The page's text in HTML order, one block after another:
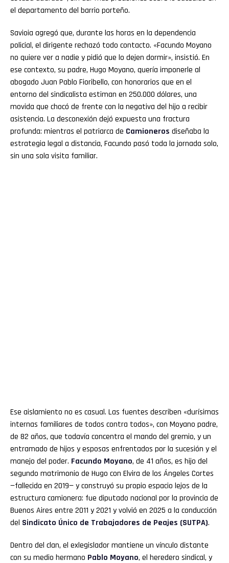
el departamento del barrio porteño.
Savioia agregó que, durante las horas en la dependencia
policial, el dirigente rechazó todo contacto. «Facundo Moyano
no quiere ver a nadie y pidió que lo dejen dormir», insistió. En
ese contexto, su padre, Hugo Moyano, quería imponerle al
abogado Juan Pablo Fioribello, con honorarios que en el
entorno del sindicalista estiman en 250.000 dólares, una
movida que chocó de frente con la negativa del hijo a recibir
asistencia. La desconexión dejó expuesta una fractura
profunda: mientras el patriarca de Camioneros diseñaba la
estrategia legal a distancia, Facundo pasó toda la jornada solo,
sin una sola visita familiar.
Ese aislamiento no es casual. Las fuentes describen «durísimas
internas familiares de todos contra todos», con Moyano padre,
de 82 años, que todavía concentra el mando del gremio, y un
entramado de hijos y esposas enfrentados por la sucesión y el
manejo del poder. Facundo Moyano, de 41 años, es hijo del
segundo matrimonio de Hugo con Elvira de los Ángeles Cortes
—fallecida en 2019— y construyó su propio espacio lejos de la
estructura camionera: fue diputado nacional por la provincia de
Buenos Aires entre 2011 y 2021 y volvió en 2025 a la conducción
del Sindicato Único de Trabajadores de Peajes (SUTPA).
Dentro del clan, el exlegislador mantiene un vínculo distante
con su medio hermano Pablo Moyano, el heredero sindical, y